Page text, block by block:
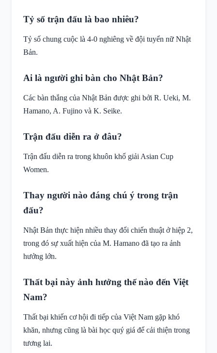
Tỷ số trận đấu là bao nhiêu?
Tỷ số chung cuộc là 4-0 nghiêng về đội tuyển nữ Nhật
Bản.
Ai là người ghi bàn cho Nhật Bản?
Các bàn thắng của Nhật Bản được ghi bởi R. Ueki, M.
Hamano, A. Fujino và K. Seike.
Trận đấu diễn ra ở đâu?
Trận đấu diễn ra trong khuôn khổ giải Asian Cup
Women.
Thay người nào đáng chú ý trong trận
đấu?
Nhật Bản thực hiện nhiều thay đổi chiến thuật ở hiệp 2,
trong đó sự xuất hiện của M. Hamano đã tạo ra ảnh
hưởng lớn.
Thất bại này ảnh hưởng thế nào đến Việt
Nam?
Thất bại khiến cơ hội đi tiếp của Việt Nam gặp khó
khăn, nhưng cũng là bài học quý giá để cải thiện trong
tương lai.